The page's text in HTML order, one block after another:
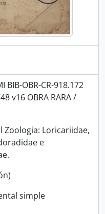
BIB-OBR-CR-918.172
v16 OBRA RARA /
Zoologia: Loricariidae,
e
simple